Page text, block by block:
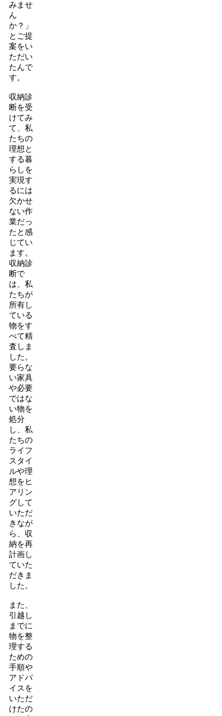
みませ
ん
か？」
とご提
案をい
ただい
たんで
す。
収納診
断を受
けてみ
て、私
たちの
理想と
する暮
らしを
実現す
るには
欠かせ
ない作
業だっ
たと感
じてい
ます。
収納診
断で
は、私
たちが
所有し
ている
物をす
べて精
査しま
した。
要らな
い家具
や必要
ではな
い物を
処分
し、私
たちの
ライフ
スタイ
ルや理
想をヒ
アリン
グして
いただ
きなが
ら、収
納を再
計画し
ていた
だきま
した。
また、
引越し
までに
物を整
理する
ための
手順や
アドバ
イスを
いただ
けたの